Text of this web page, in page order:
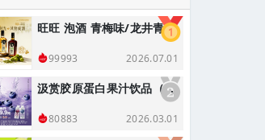
旺旺 泡酒 青梅味/龙井青梅味
99993 2026.07.01
汲赏胶原蛋白果汁饮品（蓝莓味）
80883 2026.03.01